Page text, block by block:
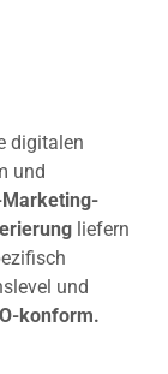
digitalen
und
liefern
und
konform.